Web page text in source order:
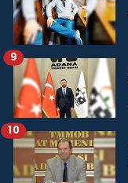
9
10